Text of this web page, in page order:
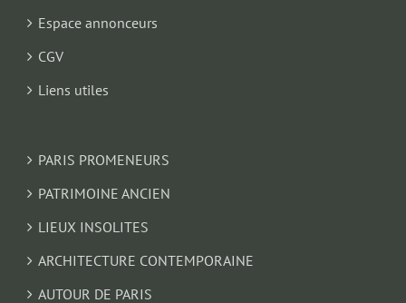
Espace annonceurs
CGV
Liens utiles
PARIS PROMENEURS
PATRIMOINE ANCIEN
LIEUX INSOLITES
ARCHITECTURE CONTEMPORAINE
AUTOUR DE PARIS